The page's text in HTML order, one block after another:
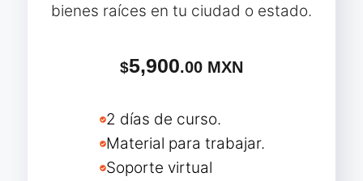
bienes raíces en tu ciudad o estado.
$5,900.00 MXN
2 días de curso.
Material para trabajar.
Soporte virtual